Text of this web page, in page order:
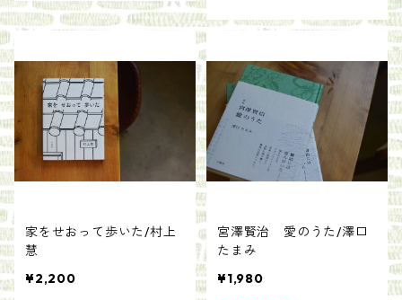
家をせおって歩いた/村上
慧
¥2,200
宮澤賢治 愛のうた/澤口
たまみ
¥1,980